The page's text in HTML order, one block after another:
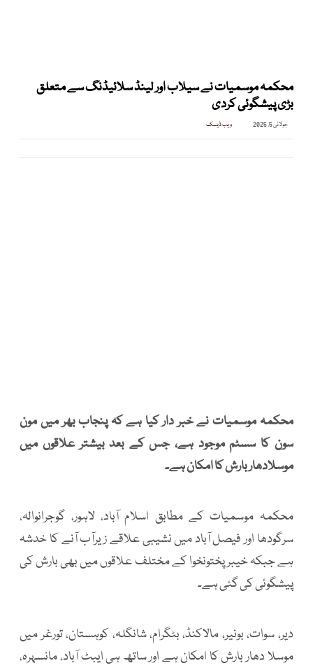
محکمہ موسمیات نے سیلاب اور لینڈ سلائیڈنگ سے متعلق
بڑی پیشگوئی کردی
جولائی 5, 2025 ویب ڈیسک
محکمہ موسمیات نے خبر دار کیا ہے کہ پنجاب بھر میں مون
سون کا سسٹم موجود ہے، جس کے بعد بیشتر علاقوں میں
موسلادھار بارش کا امکان ہے۔
محکمہ موسمیات کے مطابق اسلام آباد، لاہور، گوجرانوالہ،
سرگودھا اور فیصل آباد میں نشیبی علاقے زیرآب آنے کا خدشہ
ہے جبکہ خیبرپختونخوا کے مختلف علاقوں میں بھی بارش کی
پیشگوئی کی گئی ہے۔
دیر، سوات، بونیر، مالاکنڈ، بٹگرام، شانگلہ، کوہستان، تورغر میں
موسلا دھار بارش کا امکان ہے اور ساتھ ہی ایبٹ آباد، مانسہرہ،